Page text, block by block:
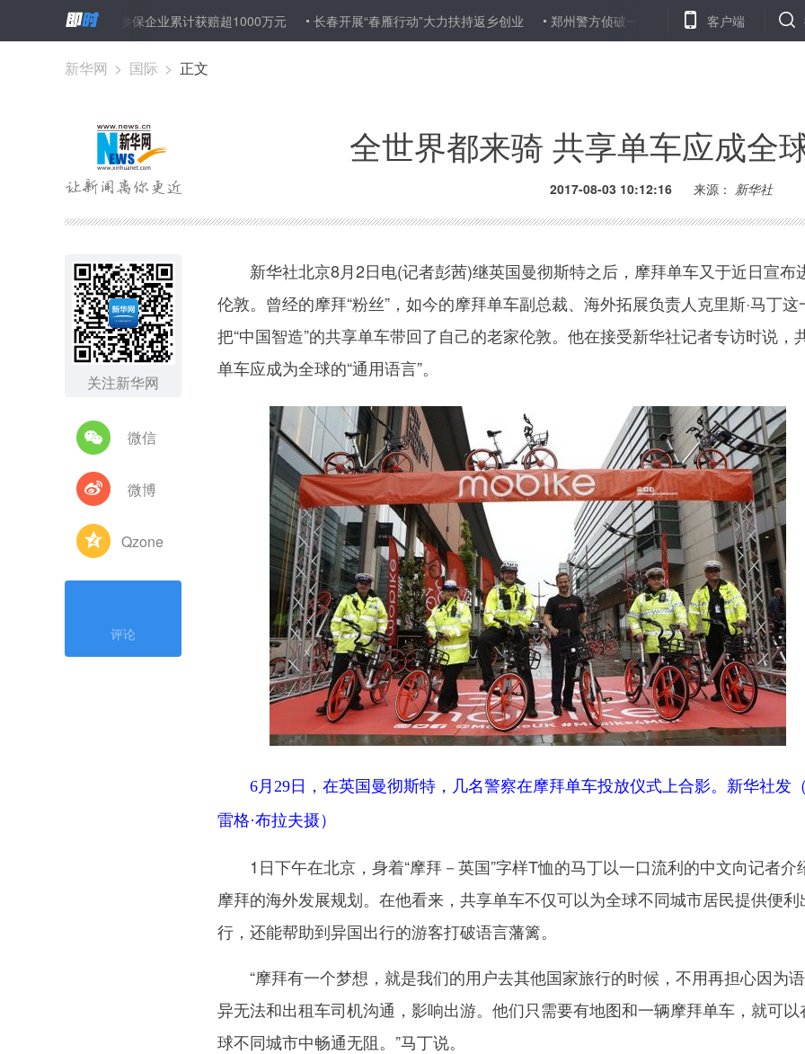
责险”以来参保企业累计获赔超1000万元 长春开展“春雁行动”大力扶持返乡创业 郑州警方侦破一生产销售伪劣红酒案 查获假酒8000余箱
客户端
新华网 > 国际 > 正文
全世界都来骑 共享单车应成全
2017-08-03 10:12:16 来源： 新华社
关注新华网
微信
微博
Qzone
评论
新华社北京8月2日电(记者彭茜)继英国曼彻斯特之后，摩拜单车又于近日宣布
伦敦。曾经的摩拜“粉丝”，如今的摩拜单车副总裁、海外拓展负责人克里斯·马丁这
把“中国智造”的共享单车带回了自己的老家伦敦。他在接受新华社记者专访时说，
单车应成为全球的“通用语言”。
6月29日，在英国曼彻斯特，几名警察在摩拜单车投放仪式上合影。新华社发
雷格·布拉夫摄）
1日下午在北京，身着“摩拜－英国”字样T恤的马丁以一口流利的中文向记者介
摩拜的海外发展规划。在他看来，共享单车不仅可以为全球不同城市居民提供便利
行，还能帮助到异国出行的游客打破语言藩篱。
“摩拜有一个梦想，就是我们的用户去其他国家旅行的时候，不用再担心因为
异无法和出租车司机沟通，影响出游。他们只需要有地图和一辆摩拜单车，就可以
球不同城市中畅通无阻。”马丁说。